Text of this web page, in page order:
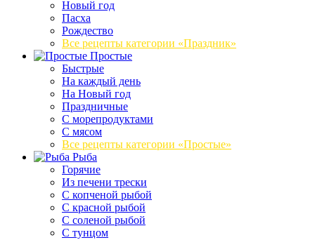
Новый год
Пасха
Рождество
Все рецепты категории «Праздник»
Простые
Быстрые
На каждый день
На Новый год
Праздничные
С морепродуктами
С мясом
Все рецепты категории «Простые»
Рыба
Горячие
Из печени трески
С копченой рыбой
С красной рыбой
С соленой рыбой
С тунцом